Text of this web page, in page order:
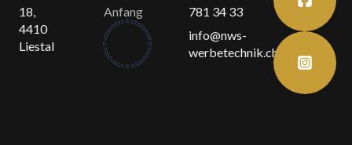
18,
4410
Liestal
Anfang
781 34 33
info@nws-
werbetechnik.ch